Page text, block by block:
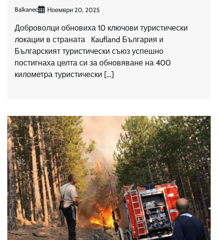
Balkanec Ноември 20, 2025
Доброволци обновиха 10 ключови туристически
локации в страната Kaufland България и
Българският туристически съюз успешно
постигнаха целта си за обновяване на 400
километра туристически […]